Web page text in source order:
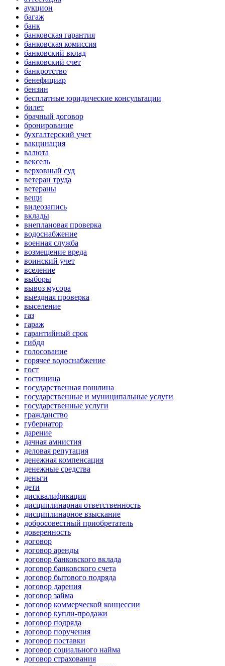
аукцион
багаж
банк
банковская гарантия
банковская комиссия
банковский вклад
банковский счет
банкротство
бенефициар
бензин
бесплатные юридические консультации
билет
брачный договор
бронирование
бухгалтерский учет
вакцинация
валюта
вексель
верховный суд
ветеран труда
ветераны
вещи
видеозапись
вклады
внеплановая проверка
водоснабжение
военная служба
возмещение вреда
воинский учет
вселение
выборы
вывоз мусора
выездная проверка
выселение
газ
гараж
гарантийный срок
гибдд
голосование
горячее водоснабжение
гост
гостиница
государственная пошлина
государственные и муниципальные услуги
государственные услуги
гражданство
губернатор
дарение
дачная амнистия
деловая репутация
денежная компенсация
денежные средства
деньги
дети
дисквалификация
дисциплинарная ответственность
дисциплинарное взыскание
добросовестный приобретатель
доверенность
договор
договор аренды
договор банковского вклада
договор банковского счета
договор бытового подряда
договор дарения
договор займа
договор коммерческой концессии
договор купли-продажи
договор подряда
договор поручения
договор поставки
договор социального найма
договор страхования